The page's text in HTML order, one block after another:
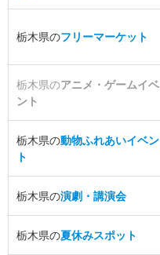
栃木県のフリーマーケット
栃木県のアニメ・ゲームイベ
ント
栃木県の動物ふれあいイベン
ト
栃木県の演劇・講演会
栃木県の夏休みスポット